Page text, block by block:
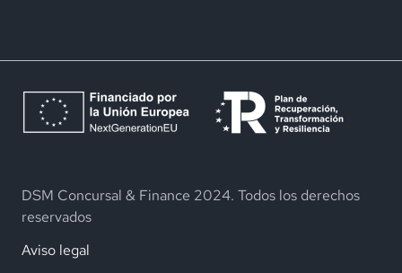
DSM Concursal & Finance 2024. Todos los derechos
reservados
Aviso legal